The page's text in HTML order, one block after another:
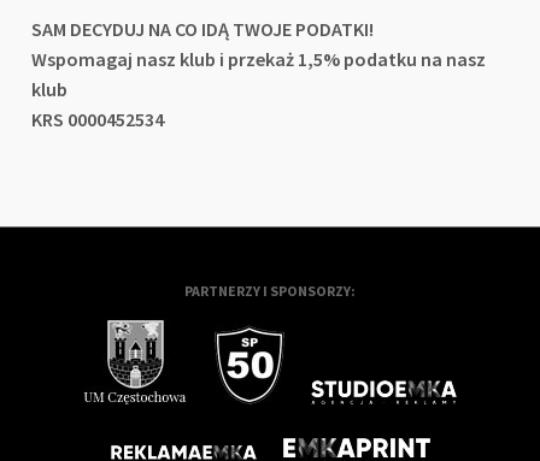
SAM DECYDUJ NA CO IDĄ TWOJE PODATKI!
Wspomagaj nasz klub i przekaż 1,5% podatku na nasz
klub
KRS 0000452534
PARTNERZY I SPONSORZY: